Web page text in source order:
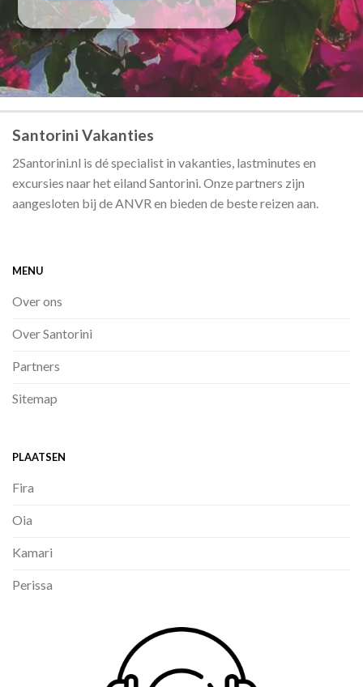
Santorini Vakanties
2Santorini.nl is dé specialist in vakanties, lastminutes en
excursies naar het eiland Santorini. Onze partners zijn
aangesloten bij de ANVR en bieden de beste reizen aan.
MENU
Over ons
Over Santorini
Partners
Sitemap
PLAATSEN
Fira
Oia
Kamari
Perissa